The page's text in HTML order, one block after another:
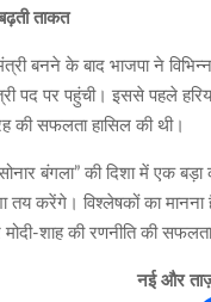
ताकत
बनने के बाद भाजपा ने
पद पर पहुंची। इससे पहले
की सफलता हासिल की थी।
बंगला” की दिशा में एक
तय करेंगे। विश्लेषकों का मानना
मोदी-शाह की रणनीति की
नई और